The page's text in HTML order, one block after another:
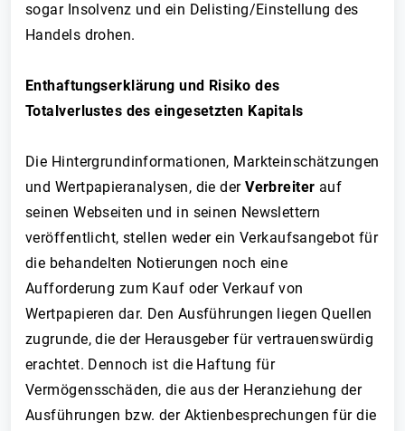
sogar Insolvenz und ein Delisting/Einstellung des
Handels drohen.
Enthaftungserklärung und Risiko des
Totalverlustes des eingesetzten Kapitals
Die Hintergrundinformationen, Markteinschätzungen
und Wertpapieranalysen, die derVerbreiter auf
seinen Webseiten und in seinen Newslettern
veröffentlicht, stellen weder ein Verkaufsangebot für
die behandelten Notierungen noch eine
Aufforderung zum Kauf oder Verkauf von
Wertpapieren dar. Den Ausführungen liegen Quellen
zugrunde, die der Herausgeber für vertrauenswürdig
erachtet. Dennoch ist die Haftung für
Vermögensschäden, die aus der Heranziehung der
Ausführungen bzw. der Aktienbesprechungen für die